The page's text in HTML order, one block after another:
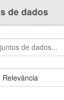
de dados